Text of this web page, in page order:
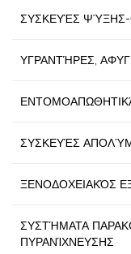
ΣΥΣΚΕΥΈΣ
ΥΓΡΑΝΤΉΡΕΣ,
ΣΥΣΚΕΥΈΣ
ΞΕΝΟΔΟΧΕΙΑΚΌΣ
ΣΥΣΤΉΜΑΤΑ
ΠΥΡΑΝΊΧΝΕΥΣΗΣ